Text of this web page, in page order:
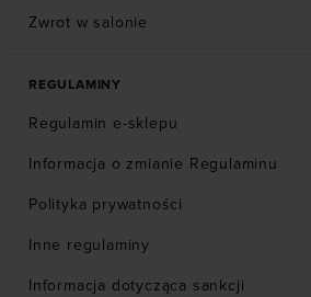
Zwrot w salonie
REGULAMINY
Regulamin e-sklepu
Informacja o zmianie Regulaminu
Polityka prywatności
Inne regulaminy
Informacja dotycząca sankcji